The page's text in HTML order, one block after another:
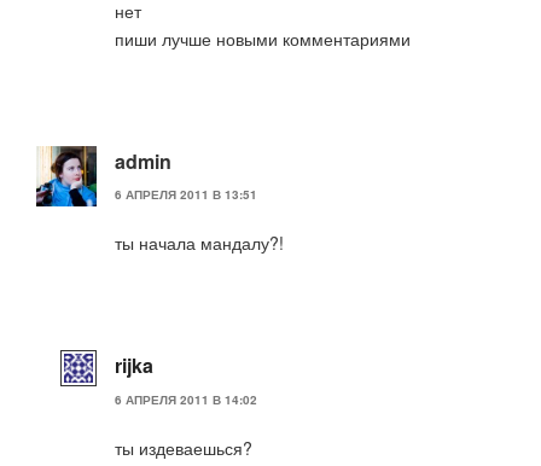
нет
пиши лучше новыми комментариями
admin
6 АПРЕЛЯ 2011 В 13:51
ты начала мандалу?!
rijka
6 АПРЕЛЯ 2011 В 14:02
ты издеваешься?